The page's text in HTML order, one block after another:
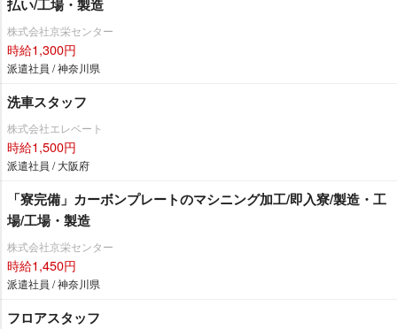
払い/工場・製造
株式会社京栄センター
時給1,300円
派遣社員 / 神奈川県
洗車スタッフ
株式会社エレベート
時給1,500円
派遣社員 / 大阪府
「寮完備」カーボンプレートのマシニング加工/即入寮/製造・工
場/工場・製造
株式会社京栄センター
時給1,450円
派遣社員 / 神奈川県
フロアスタッフ